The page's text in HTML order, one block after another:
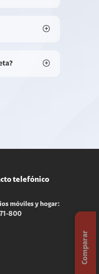
telefónico
móviles y hogar:
800